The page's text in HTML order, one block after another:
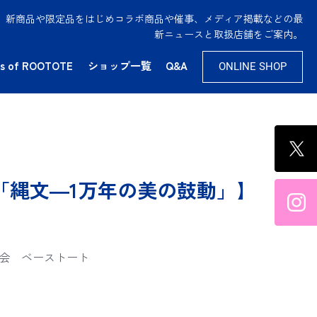
商品や限定品をはじめコラボ商品や催事、メディア掲載などの最
新ニュースと取扱店舗をご案内。
of ROOTOTE ショップ一覧 Q&A ONLINE SHOP
文―1万年の美の鼓動」】
ベーストート